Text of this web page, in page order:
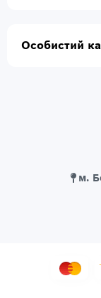
Особистий
м.